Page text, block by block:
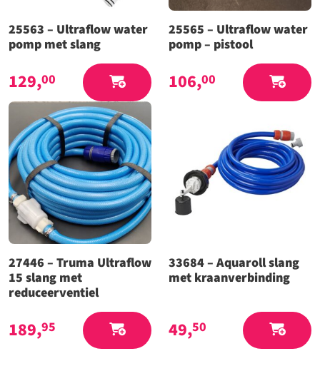
25563 – Ultraflow water
pomp met slang
129,00
25565 – Ultraflow water
pomp – pistool
106,00
27446 – Truma Ultraflow
15 slang met
reduceerventiel
189,95
33684 – Aquaroll slang
met kraanverbinding
49,50